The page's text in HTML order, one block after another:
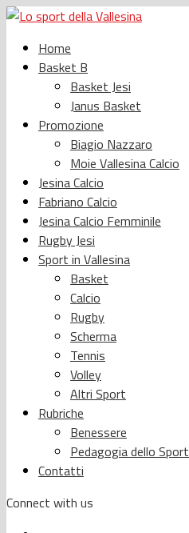
Home
Basket B
Basket Jesi
Janus Basket
Promozione
Biagio Nazzaro
Moie Vallesina Calcio
Jesina Calcio
Fabriano Calcio
Jesina Calcio Femminile
Rugby Jesi
Sport in Vallesina
Basket
Calcio
Rugby
Scherma
Tennis
Volley
Altri Sport
Rubriche
Benessere
Pedagogia dello Sport
Contatti
Connect with us